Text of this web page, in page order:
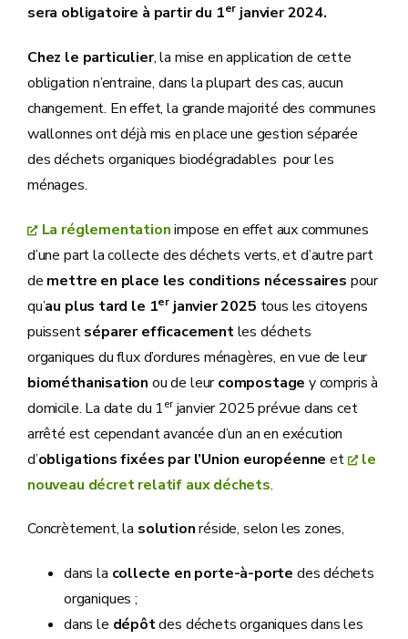
sera obligatoire à partir du 1er janvier 2024.
Chez le particulier, la mise en application de cette
obligation n’entraine, dans la plupart des cas, aucun
changement. En effet, la grande majorité des communes
wallonnes ont déjà mis en place une gestion séparée
des déchets organiques biodégradables pour les
ménages.
La réglementationimpose en effet aux communes
d’une part la collecte des déchets verts, et d’autre part
de mettre en place les conditions nécessaires pour
qu’au plus tard le 1er janvier 2025 tous les citoyens
puissentséparer efficacementles déchets
organiques du flux d’ordures ménagères, en vue de leur
biométhanisation ou de leurcompostagey compris à
domicile. La date du 1erjanvier 2025 prévue dans cet
arrêté est cependant avancée d’un an en exécution
d’obligations fixées par l’Union européenneet
le
nouveau décret relatif aux déchets.
Concrètement, la solutionréside, selon les zones,
dans la collecte en porte-à-porte des déchets
organiques ;
dans le dépôtdes déchets organiques dans les